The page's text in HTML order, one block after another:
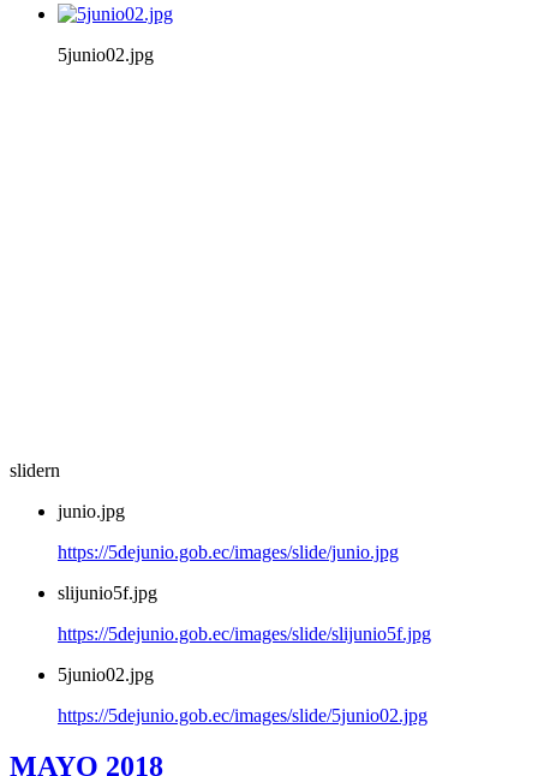
5junio02.jpg
slidern
junio.jpg
https://5dejunio.gob.ec/images/slide/junio.jpg
slijunio5f.jpg
https://5dejunio.gob.ec/images/slide/slijunio5f.jpg
5junio02.jpg
https://5dejunio.gob.ec/images/slide/5junio02.jpg
MAYO 2018